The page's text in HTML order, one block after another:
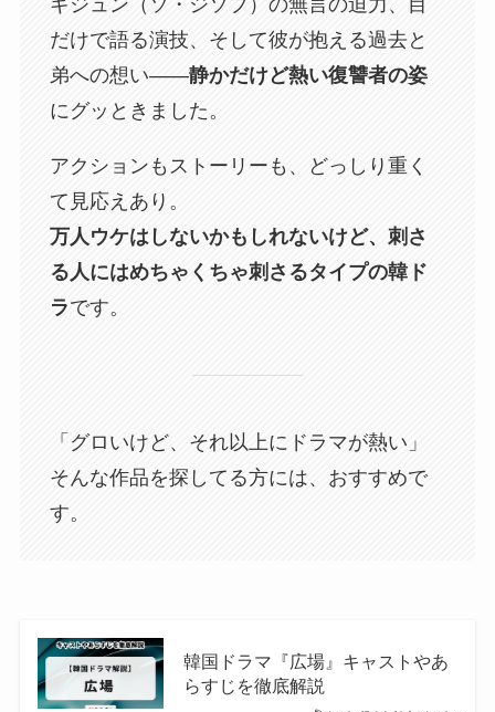
だけで語る演技、そして彼が抱える過去と
弟への想い――静かだけど熱い復讐者の姿
にグッときました。
アクションもストーリーも、どっしり重く
て見応えあり。
万人ウケはしないかもしれないけど、刺さ
る人にはめちゃくちゃ刺さるタイプの韓ド
ラです。
「グロいけど、それ以上にドラマが熱い」
そんな作品を探してる方には、おすすめで
す。
韓国ドラマ『広場』キャストやあ
らすじを徹底解説